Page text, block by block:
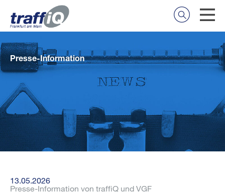
Presse-Information
13.05.2026
Presse-Information von traffiQ und VGF